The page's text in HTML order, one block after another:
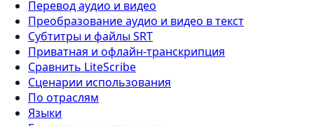
Перевод аудио и видео
Преобразование аудио и видео в текст
Субтитры и файлы SRT
Приватная и офлайн-транскрипция
Сравнить LiteScribe
Сценарии использования
По отраслям
Языки